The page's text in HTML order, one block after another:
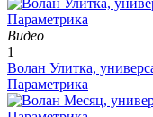
Видео
1
Волан Улитка,
Параметрика